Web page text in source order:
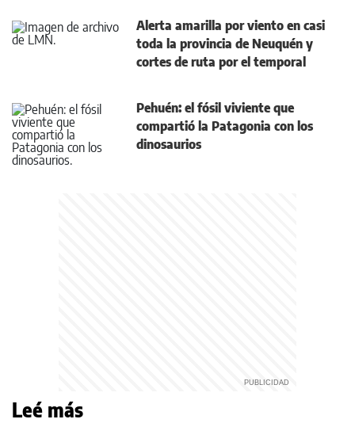
Alerta amarilla por viento en casi
toda la provincia de Neuquén y
cortes de ruta por el temporal
Pehuén: el fósil viviente que
compartió la Patagonia con los
dinosaurios
Leé más